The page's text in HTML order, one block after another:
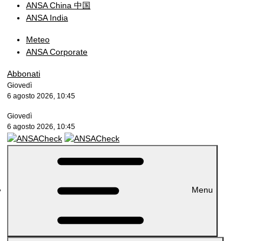
ANSA China 中国
ANSA India
Meteo
ANSA Corporate
Abbonati
Giovedì
6 agosto 2026, 10:45
Giovedì
6 agosto 2026, 10:45
Menu